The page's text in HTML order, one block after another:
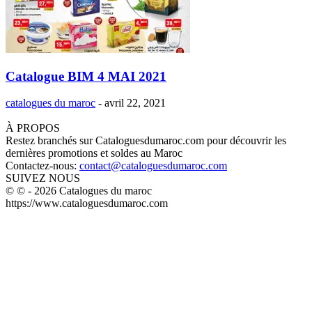
Catalogue BIM 4 MAI 2021
catalogues du maroc - avril 22, 2021
À PROPOS
Restez branchés sur Cataloguesdumaroc.com pour découvrir les
dernières promotions et soldes au Maroc
Contactez-nous: contact@cataloguesdumaroc.com
SUIVEZ NOUS
© © - 2026 Catalogues du maroc
https://www.cataloguesdumaroc.com